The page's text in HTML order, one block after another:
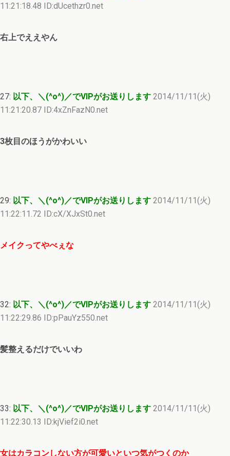
11:21:18.48 ID:dUcethzr0.net
右上でええやん
27: 以下、＼(^o^)／でVIPがお送りします 2014/11/11(火)
11:21:20.87 ID:4xZnFazN0.net
3枚目のほうがかわいい
29: 以下、＼(^o^)／でVIPがお送りします 2014/11/11(火)
11:22:11.72 ID:cX/XJxSt0.net
メイクってやべぇな
32: 以下、＼(^o^)／でVIPがお送りします 2014/11/11(火)
11:22:29.86 ID:pPauYz550.net
髪整えるだけでいいわ
33: 以下、＼(^o^)／でVIPがお送りします 2014/11/11(火)
11:22:30.13 ID:kjVief2i0.net
女はカラコンしない方が可愛いといつ気がつくのか